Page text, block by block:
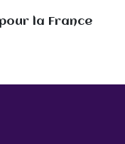
pour la France